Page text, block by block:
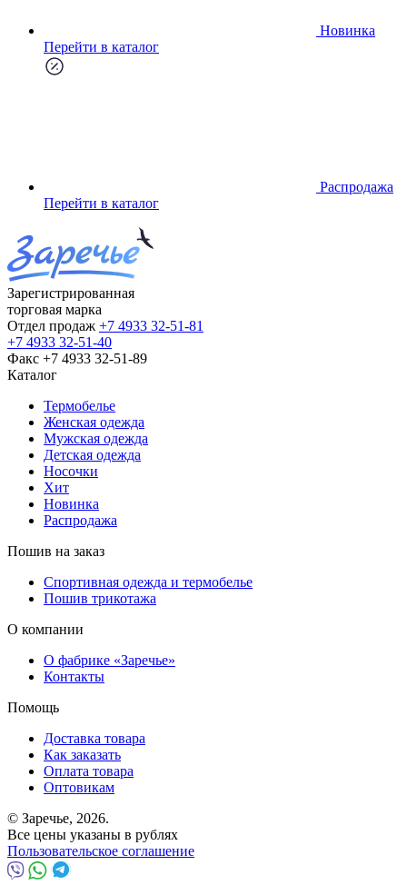
Новинка
Перейти в каталог
Распродажа
Перейти в каталог
Зарегистрированная
торговая марка
Отдел продаж +7 4933 32-51-81
+7 4933 32-51-40
Факс +7 4933 32-51-89
Каталог
Термобелье
Женская одежда
Мужская одежда
Детская одежда
Носочки
Хит
Новинка
Распродажа
Пошив на заказ
Спортивная одежда и термобелье
Пошив трикотажа
О компании
О фабрике «Заречье»
Контакты
Помощь
Доставка товара
Как заказать
Оплата товара
Оптовикам
© Заречье, 2026.
Все цены указаны в рублях
Пользовательское соглашение